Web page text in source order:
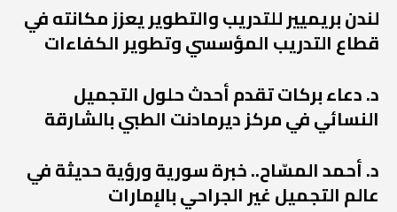
لندن بريميير للتدريب والتطوير يعزز مكانته في
قطاع التدريب المؤسسي وتطوير الكفاءات
د. دعاء بركات تقدم أحدث حلول التجميل
النسائي في مركز ديرمادنت الطبي بالشارقة
د. أحمد المسّاح.. خبرة سورية ورؤية حديثة في
عالم التجميل غير الجراحي بالإمارات